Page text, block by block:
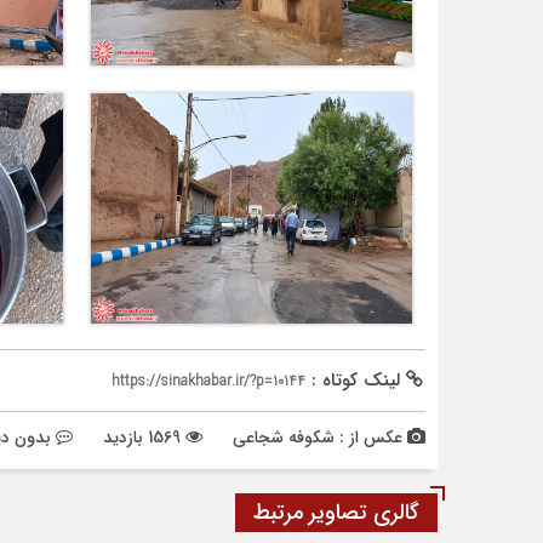
لینک کوتاه : https://sinakhabar.ir/?p=10144
عکس از : شکوفه شجاعی بدون
گالری تصاویر مرتبط